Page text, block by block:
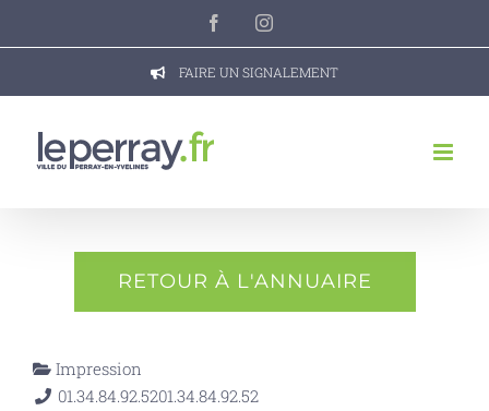
FacebookInstagram
FAIRE UN SIGNALEMENT
RETOUR À L'ANNUAIRE
Impression
01.34.84.92.5201.34.84.92.52